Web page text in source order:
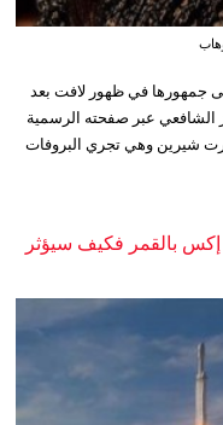
جمهورها في ظهور لافت بعد
الشافعي عبر صفحته الرسمية
شيرين وهي تجري البروفات
بالقمر فكيف سيؤثر